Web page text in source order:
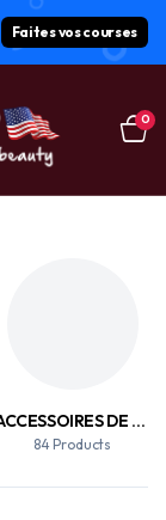
Faites vos courses
0
ACCESSOIRES DE MAQUILLAGE
84 Products